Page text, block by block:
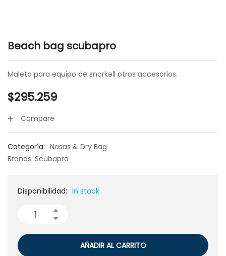
Beach bag scubapro
Maleta para equipo de snorkell otros accesorios.
$295.259
Compare
Categoría: Nasas & Dry Bag
Brands: Scubapro
Disponibilidad: in stock
AÑADIR AL CARRITO